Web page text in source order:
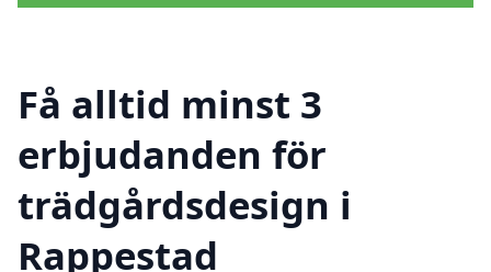
Få alltid minst 3
erbjudanden för
trädgårdsdesign i
Rappestad